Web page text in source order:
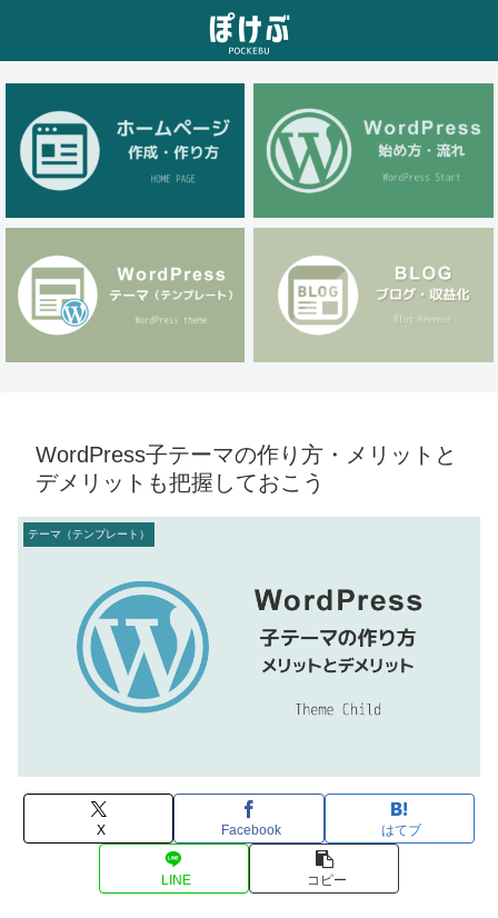
WordPress子テーマの作り方・メリットと
デメリットも把握しておこう
テーマ（テンプレート）
X Facebook はてブ
LINE コピー